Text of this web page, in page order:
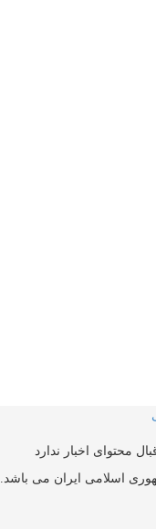
محتوای اخبار ندارد
اسلامی ایران می باشد.